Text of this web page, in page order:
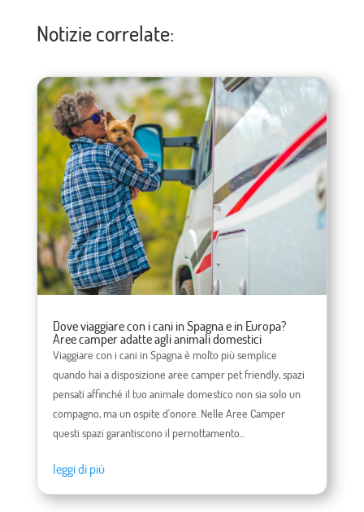
Notizie correlate:
Dove viaggiare con i cani in Spagna e in Europa?
Aree camper adatte agli animali domestici
Viaggiare con i cani in Spagna è molto più semplice
quando hai a disposizione aree camper pet friendly, spazi
pensati affinché il tuo animale domestico non sia solo un
compagno, ma un ospite d'onore. Nelle Aree Camper
questi spazi garantiscono il pernottamento...
leggi di più